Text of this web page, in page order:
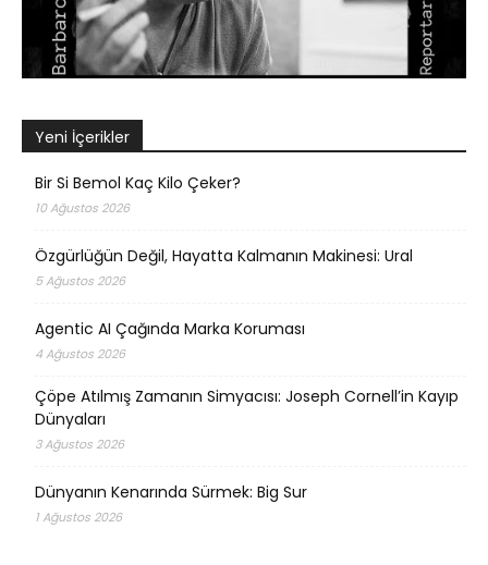
Yeni İçerikler
Bir Si Bemol Kaç Kilo Çeker?
10 Ağustos 2026
Özgürlüğün Değil, Hayatta Kalmanın Makinesi: Ural
5 Ağustos 2026
Agentic AI Çağında Marka Koruması
4 Ağustos 2026
Çöpe Atılmış Zamanın Simyacısı: Joseph Cornell’in Kayıp
Dünyaları
3 Ağustos 2026
Dünyanın Kenarında Sürmek: Big Sur
1 Ağustos 2026